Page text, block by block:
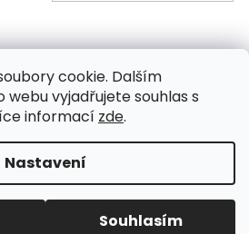
cookie. Dalším
vyjadřujete souhlas s
informací zde.
Nastavení
Souhlasím
prodejny Kosmetika Provita
Vytvořil Shoptet
. Všechna práva vyhrazena.